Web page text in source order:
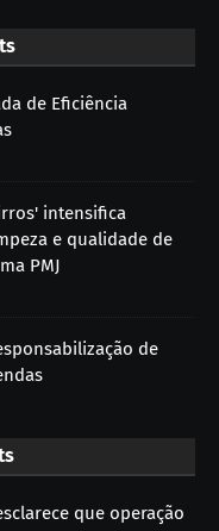
de Eficiência
intensifica
e qualidade de
PMJ
de
que operação